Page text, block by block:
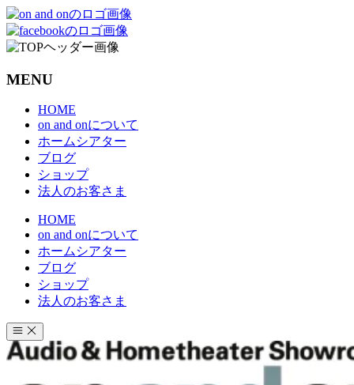
コ
ン
テ
ツ
MENU
HOME
on and onについて
ホームシアター
ブログ
ショップ
法人のお客さま
HOME
on and onについて
ホームシアター
ブログ
ショップ
法人のお客さま